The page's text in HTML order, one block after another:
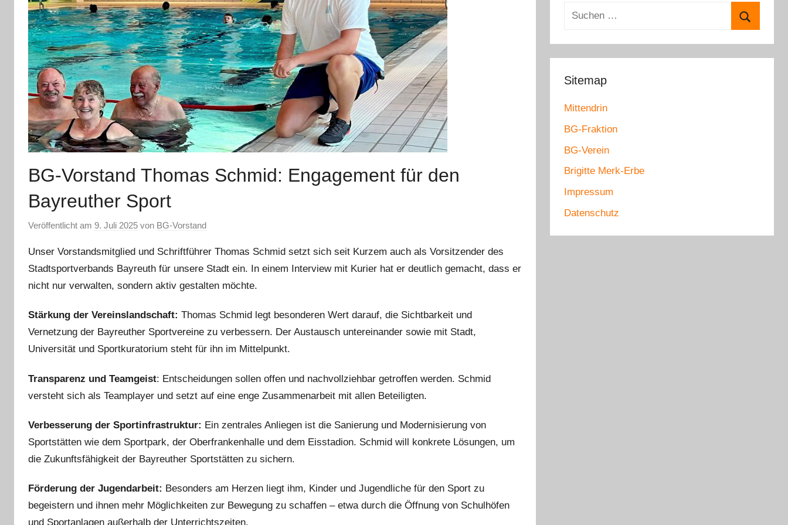
BG-Vorstand Thomas Schmid: Engagement für den
Bayreuther Sport
Veröffentlicht am 9. Juli 2025 von BG-Vorstand
Unser Vorstandsmitglied und Schriftführer Thomas Schmid setzt sich seit Kurzem auch als Vorsitzender des
Stadtsportverbands Bayreuth für unsere Stadt ein. In einem Interview mit Kurier hat er deutlich gemacht, dass er
nicht nur verwalten, sondern aktiv gestalten möchte.
Stärkung der Vereinslandschaft: Thomas Schmid legt besonderen Wert darauf, die Sichtbarkeit und
Vernetzung der Bayreuther Sportvereine zu verbessern. Der Austausch untereinander sowie mit Stadt,
Universität und Sportkuratorium steht für ihn im Mittelpunkt.
Transparenz und Teamgeist: Entscheidungen sollen offen und nachvollziehbar getroffen werden. Schmid
versteht sich als Teamplayer und setzt auf eine enge Zusammenarbeit mit allen Beteiligten.
Verbesserung der Sportinfrastruktur: Ein zentrales Anliegen ist die Sanierung und Modernisierung von
Sportstätten wie dem Sportpark, der Oberfrankenhalle und dem Eisstadion. Schmid will konkrete Lösungen, um
die Zukunftsfähigkeit der Bayreuther Sportstätten zu sichern.
Förderung der Jugendarbeit: Besonders am Herzen liegt ihm, Kinder und Jugendliche für den Sport zu
begeistern und ihnen mehr Möglichkeiten zur Bewegung zu schaffen – etwa durch die Öffnung von Schulhöfen
und Sportanlagen außerhalb der Unterrichtszeiten.
e
n
c
h
e
n
a
c
Sitemap
Mittendrin
BG-Fraktion
BG-Verein
Brigitte Merk-Erbe
Impressum
Datenschutz